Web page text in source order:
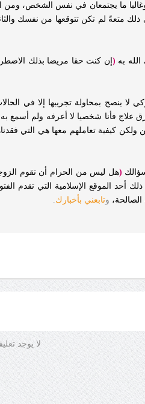
وغالبا ما يجتمعان في نفس الشخص،
متعةً لم تكن تتوقعها من نفسك
به ( إن كنت حقا مريضا بذلك
لا ينصح بمحاولة تجريبها إلا في
فأنا شخصيا لا أعرفه ولم أسمع به،
ولكن كيفية تعاملهم معها هي التي
(هل ليس من الحرام أن تقوم
أحد الموقع الإسلامية التي تقدم
وتابعني بأخبارك.
لا يوجد